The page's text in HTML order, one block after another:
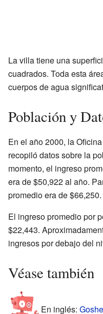
La villa tiene una
cuadrados. Toda esta
cuerpos de agua
Población y
En el año 2000, la
recopiló datos sobre la
momento, el ingreso
era de $50,922 al año.
promedio era de $66,250.
El ingreso promedio por
$22,443.
ingresos por debajo del
Véase también
En inglés: